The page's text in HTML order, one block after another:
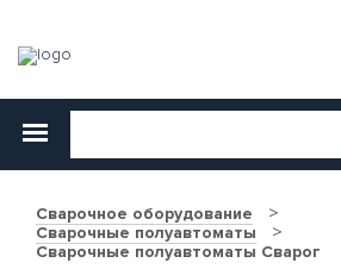
Сварочное оборудование
Сварочные полуавтоматы
Сварочные полуавтоматы Сварог